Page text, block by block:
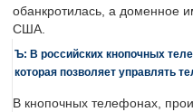
обанкротилась, а доменное
США.
Ъ: В российских кнопочных
которая позволяет управлять
В кнопочных телефонах,